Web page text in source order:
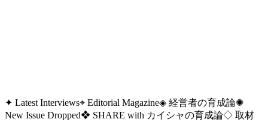
✦ Latest Interviews⌖ Editorial Magazine◈ 経営者の育成論✺
New Issue Dropped❖ SHARE with カイシャの育成論◇ 取材